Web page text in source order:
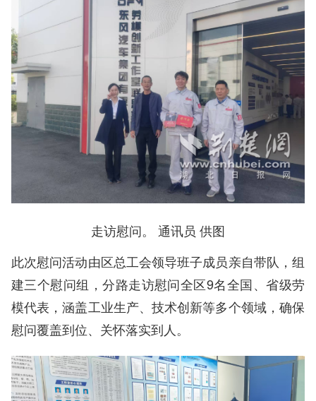
走访慰问。 通讯员 供图
此次慰问活动由区总工会领导班子成员亲自带队，组
建三个慰问组，分路走访慰问全区9名全国、省级劳
模代表，涵盖工业生产、技术创新等多个领域，确保
慰问覆盖到位、关怀落实到人。